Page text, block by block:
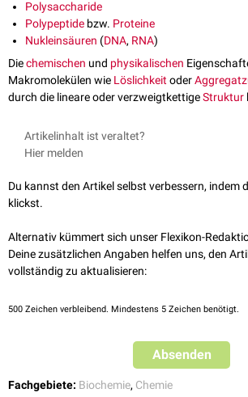
Polysaccharide
Polypeptide bzw. Proteine
Nukleinsäuren (DNA, RNA)
Diechemischen und physikalischen
Makromolekülen wie Löslichkeitoder
durch die lineare oder verzweigtkettigeStruktur
Artikelinhalt ist veraltet?
Hier melden
Du kannst den Artikel selbst verbessern, indem
klickst.
Alternativ kümmert sich unser Flexikon-
Deine zusätzlichen Angaben helfen uns, den
vollständig zu aktualisieren:
500 Zeichen verbleibend. Mindestens 5 Zeichen benötigt.
Absenden
Fachgebiete: Biochemie, Chemie